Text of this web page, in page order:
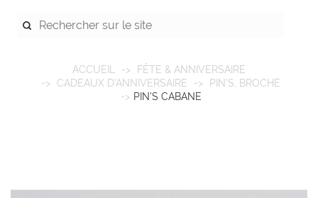
ACCUEIL
FÊTE & ANNIVERSAIRE
CADEAUX D'ANNIVERSAIRE
PIN'S, BROCHE
PIN'S CABANE